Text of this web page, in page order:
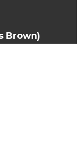
Brown)